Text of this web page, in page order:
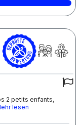
2 petits enfants,
lesen